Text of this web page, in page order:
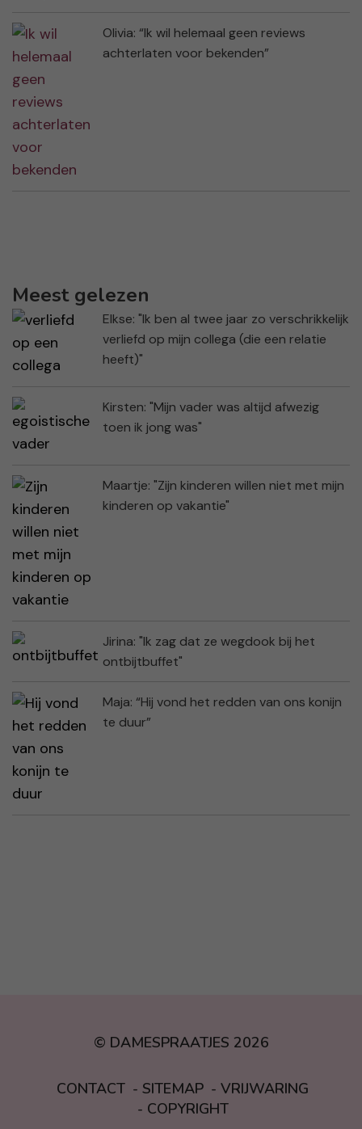
Olivia: “Ik wil helemaal geen reviews
achterlaten voor bekenden”
Meest gelezen
Elkse: "Ik ben al twee jaar zo verschrikkelijk
verliefd op mijn collega (die een relatie
heeft)"
Kirsten: "Mijn vader was altijd afwezig
toen ik jong was"
Maartje: "Zijn kinderen willen niet met mijn
kinderen op vakantie"
Jirina: "Ik zag dat ze wegdook bij het
ontbijtbuffet"
Maja: “Hij vond het redden van ons konijn
te duur”
© DAMESPRAATJES 2026
CONTACT SITEMAP
VRIJWARING
COPYRIGHT